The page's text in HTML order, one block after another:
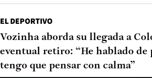
EL DEPORTIVO
Vozinha aborda su llegada a
eventual retiro: “He hablado de
tengo que pensar con calma”